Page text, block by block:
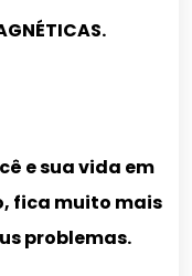
e sua vida em
fica muito mais
problemas.